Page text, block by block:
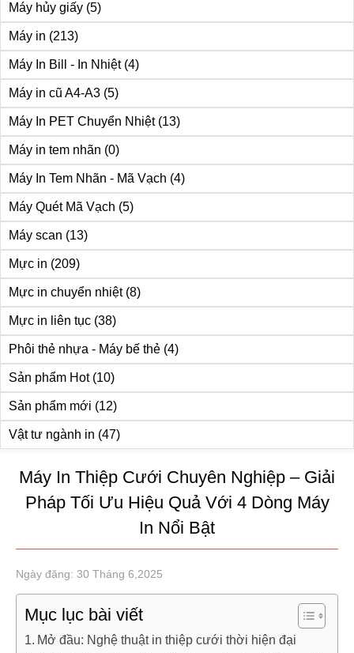
Máy In Thiệp Cưới Chuyên Nghiệp – Giải
Pháp Tối Ưu Hiệu Quả Với 4 Dòng Máy
In Nổi Bật
Ngày đăng: 30 Tháng 6,2025
Mục lục bài viết
Mở đầu: Nghệ thuật in thiệp cưới thời hiện đại
Máy hủy giấy (5)
Máy in (213)
Máy In Bill - In Nhiệt (4)
Máy in cũ A4-A3 (5)
Máy In PET Chuyển Nhiệt (13)
Máy in tem nhãn (0)
Máy In Tem Nhãn - Mã Vạch (4)
Máy Quét Mã Vạch (5)
Máy scan (13)
Mực in (209)
Mực in chuyển nhiệt (8)
Mực in liên tục (38)
Phôi thẻ nhựa - Máy bế thẻ (4)
Sản phẩm Hot (10)
Sản phẩm mới (12)
Vật tư ngành in (47)